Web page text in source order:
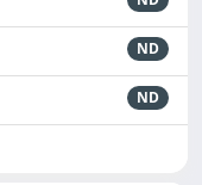
ND
ND